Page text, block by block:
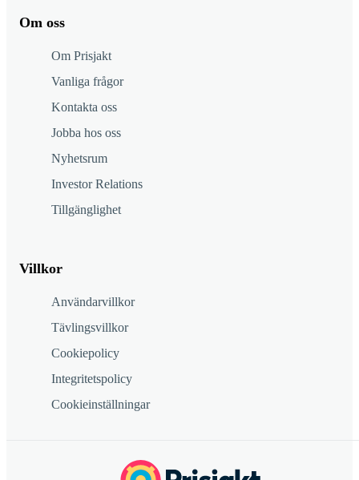
Om oss
Om Prisjakt
Vanliga frågor
Kontakta oss
Jobba hos oss
Nyhetsrum
Investor Relations
Tillgänglighet
Villkor
Användarvillkor
Tävlingsvillkor
Cookiepolicy
Integritetspolicy
Cookieinställningar